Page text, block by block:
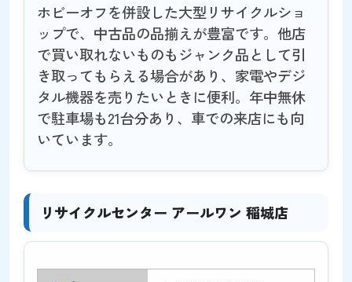
ホビーオフを併設した大型リサイクルショ
ップで、中古品の品揃えが豊富です。他店
で買い取れないものもジャンク品として引
き取ってもらえる場合があり、家電やデジ
タル機器を売りたいときに便利。年中無休
で駐車場も21台分あり、車での来店にも向
いています。
リサイクルセンター アールワン 稲城店